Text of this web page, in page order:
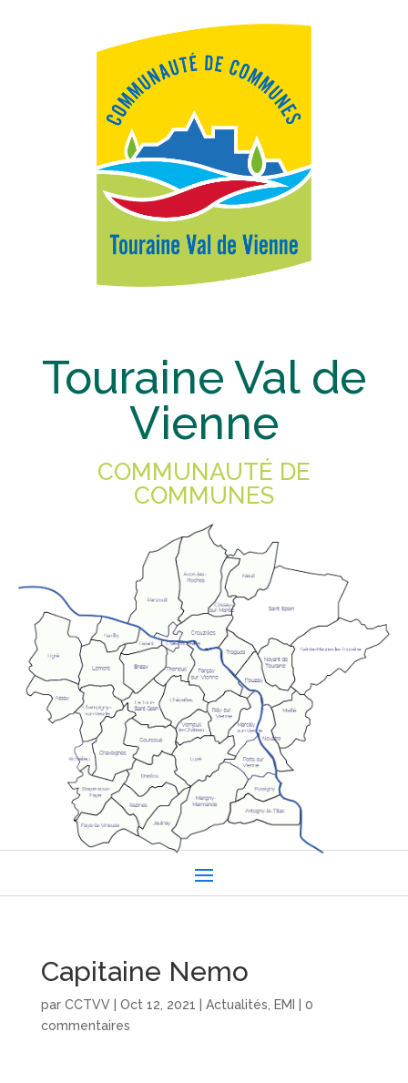
Touraine Val de
Vienne
COMMUNAUTÉ DE
COMMUNES
Capitaine Nemo
par CCTVV| Oct 12, 2021 Actualités, EMI
0
commentaires